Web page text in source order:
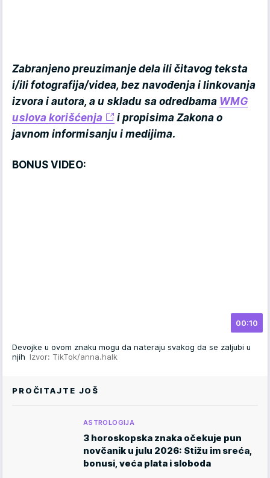
Zabranjeno preuzimanje dela ili čitavog teksta
i/ili fotografija/videa, bez navođenja i linkovanja
izvora i autora, a u skladu sa odredbama WMG
uslova korišćenja
i propisima Zakona o
javnom informisanju i medijima.
BONUS VIDEO:
00:10
Devojke u ovom znaku mogu da nateraju svakog da se zaljubi u
njih Izvor: TikTok/anna.halk
PROČITAJTE JOŠ
ASTROLOGIJA
3 horoskopska znaka očekuje pun
novčanik u julu 2026: Stižu im sreća,
bonusi, veća plata i sloboda